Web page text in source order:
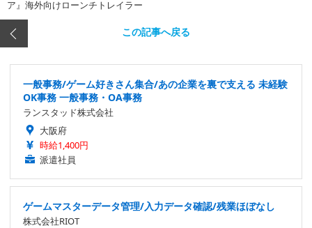
ア』海外向けローンチトレイラー
この記事へ戻る
一般事務/ゲーム好きさん集合/あの企業を裏で支える 未経験
OK事務 一般事務・OA事務
ランスタッド株式会社
大阪府
時給1,400円
派遣社員
ゲームマスターデータ管理/入力データ確認/残業ほぼなし
株式会社RIOT